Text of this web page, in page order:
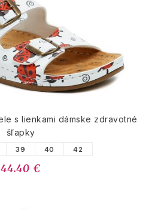
s lienkami dámske zdravotné
šľapky
39 40 42
44.40 €